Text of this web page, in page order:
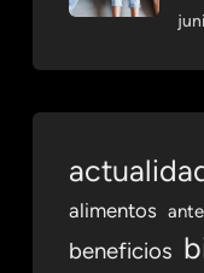
alimentos
beneficios